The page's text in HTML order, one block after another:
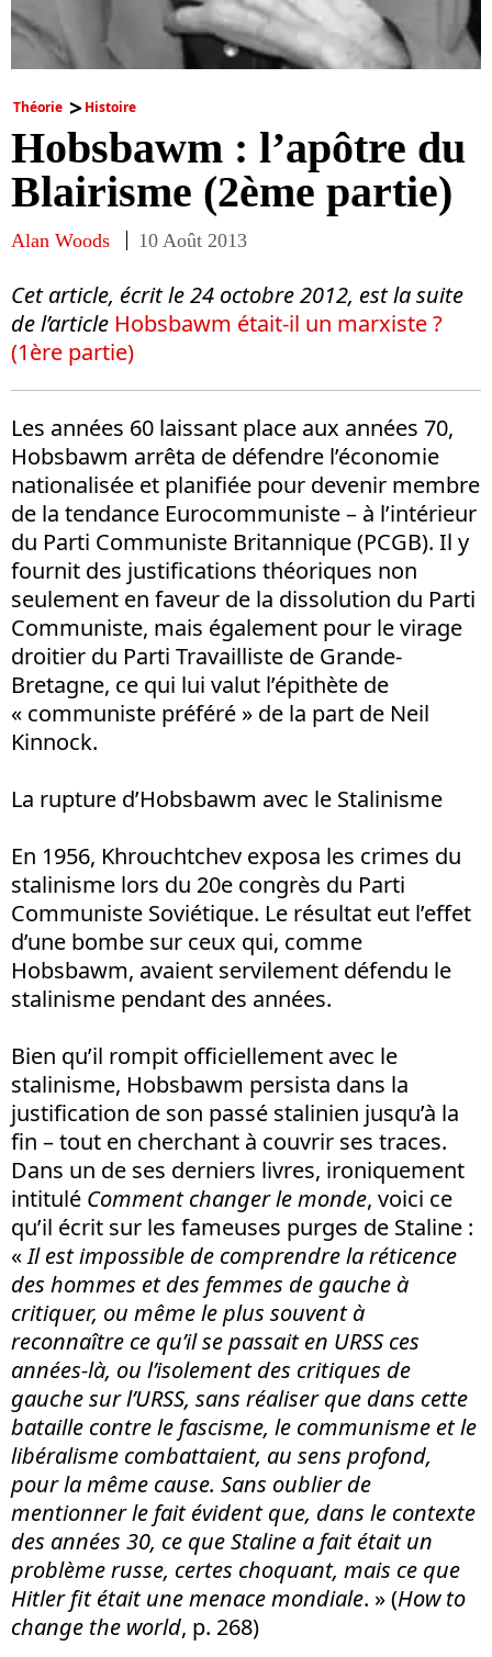
Théorie Histoire
Hobsbawm : l’apôtre du
Blairisme (2ème partie)
Alan Woods 10 Août 2013
Cet article, écrit le 24 octobre 2012, est la suite
de l’article Hobsbawm était-il un marxiste ?
(1ère partie)
Les années 60 laissant place aux années 70,
Hobsbawm arrêta de défendre l’économie
nationalisée et planifiée pour devenir membre
de la tendance Eurocommuniste – à l’intérieur
du Parti Communiste Britannique (PCGB). Il y
fournit des justifications théoriques non
seulement en faveur de la dissolution du Parti
Communiste, mais également pour le virage
droitier du Parti Travailliste de Grande-
Bretagne, ce qui lui valut l’épithète de
« communiste préféré » de la part de Neil
Kinnock.
La rupture d’Hobsbawm avec le Stalinisme
En 1956, Khrouchtchev exposa les crimes du
stalinisme lors du 20e congrès du Parti
Communiste Soviétique. Le résultat eut l’effet
d’une bombe sur ceux qui, comme
Hobsbawm, avaient servilement défendu le
stalinisme pendant des années.
Bien qu’il rompit officiellement avec le
stalinisme, Hobsbawm persista dans la
justification de son passé stalinien jusqu’à la
fin – tout en cherchant à couvrir ses traces.
Dans un de ses derniers livres, ironiquement
intitulé Comment changer le monde, voici ce
qu’il écrit sur les fameuses purges de Staline :
«Il est impossible de comprendre la réticence
des hommes et des femmes de gauche à
critiquer, ou même le plus souvent à
reconnaître ce qu’il se passait en URSS ces
années-là, ou l’isolement des critiques de
gauche sur l’URSS, sans réaliser que dans cette
bataille contre le fascisme, le communisme et le
libéralisme combattaient, au sens profond,
pour la même cause. Sans oublier de
mentionner le fait évident que, dans le contexte
des années 30, ce que Staline a fait était un
problème russe, certes choquant, mais ce que
Hitler fit était une menace mondiale. » (How to
change the world, p. 268)